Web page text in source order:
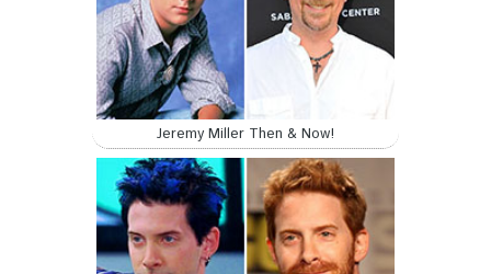
Jeremy Miller Then & Now!